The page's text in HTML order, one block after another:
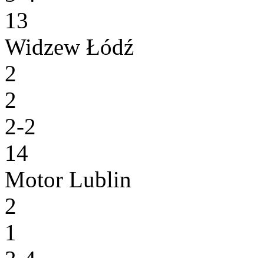
13
Widzew Łódź
2
2
2-2
14
Motor Lublin
2
1